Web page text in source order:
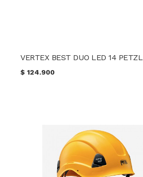
VERTEX BEST DUO LED 14 PETZL
$124.900